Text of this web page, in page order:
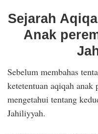
Sejarah
Anak
Sebelum membahas
ketetentuan aqiqah anak
mengetahui tentang
Jahiliyyah.